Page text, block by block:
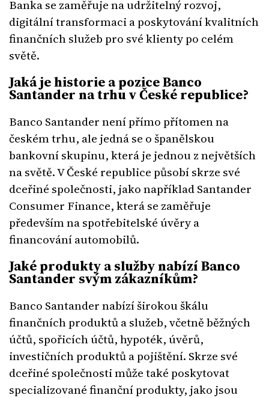
Banka se zaměřuje na udržitelný rozvoj,
digitální transformaci a poskytování kvalitních
finančních služeb pro své klienty po celém
světě.
Jaká je historie a pozice Banco
Santander na trhu v České republice?
Banco Santander není přímo přítomen na
českém trhu, ale jedná se o španělskou
bankovní skupinu, která je jednou z největších
na světě. V České republice působí skrze své
dceřiné společnosti, jako například Santander
Consumer Finance, která se zaměřuje
především na spotřebitelské úvěry a
financování automobilů.
Jaké produkty a služby nabízí Banco
Santander svým zákazníkům?
Banco Santander nabízí širokou škálu
finančních produktů a služeb, včetně běžných
účtů, spořicích účtů, hypoték, úvěrů,
investičních produktů a pojištění. Skrze své
dceřiné společnosti může také poskytovat
specializované finanční produkty, jako jsou